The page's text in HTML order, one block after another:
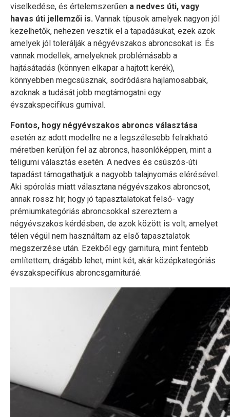
viselkedése, és értelemszerűen a nedves úti, vagy
havas úti jellemzői is. Vannak típusok amelyek nagyon jól
kezelhetők, nehezen vesztik el a tapadásukat, ezek azok
amelyek jól tolerálják a négyévszakos abroncsokat is. És
vannak modellek, amelyeknek problémásabb a
hajtásátadás (könnyen elkapar a hajtott kerék),
könnyebben megcsúsznak, sodródásra hajlamosabbak,
azoknak a tudását jobb megtámogatni egy
évszakspecifikus gumival.
Fontos, hogy négyévszakos abroncs választása
esetén az adott modellre ne a legszélesebb felrakható
méretben kerüljön fel az abroncs, hasonlóképpen, mint a
téligumi választás esetén. A nedves és csúszós-úti
tapadást támogathatjuk a nagyobb talajnyomás elérésével.
Aki spórolás miatt választana négyévszakos abroncsot,
annak rossz hír, hogy jó tapasztalatokat felső- vagy
prémiumkategóriás abroncsokkal szereztem a
négyévszakos kérdésben, de azok között is volt, amelyet
télen végül nem használtam az első tapasztalatok
megszerzése után. Ezekből egy garnitura, mint fentebb
említettem, drágább lehet, mint két, akár középkategóriás
évszakspecifikus abroncsgarnituráé.